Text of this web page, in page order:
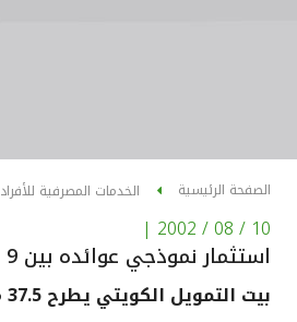
الصفحة الرئيسية الخدمات المصرفية للأفراد
10 / 08 / 2002
|
استثمار نموذجي عوائده بين 9 الى 10.5 سنويا
بيت التمويل الكويتي يطرح 37.5 مليون دولار من صندوق عقاري بأميركا